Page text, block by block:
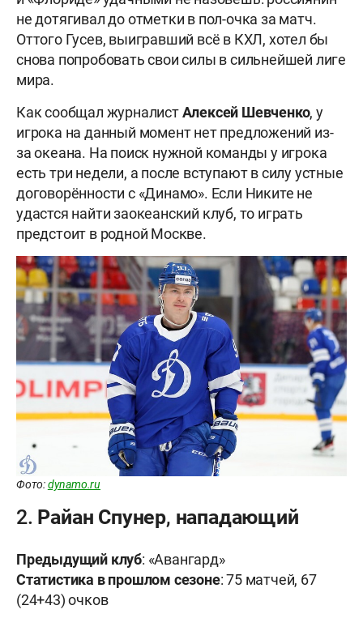
не дотягивал до отметки в пол-очка за матч.
Оттого Гусев, выигравший всё в КХЛ, хотел бы
снова попробовать свои силы в сильнейшей лиге
мира.
Как сообщал журналистАлексей Шевченко, у
игрока на данный момент нет предложений из-
за океана. На поиск нужной команды у игрока
есть три недели, а после вступают в силу устные
договорённости с «Динамо». Если Никите не
удастся найти заокеанский клуб, то играть
предстоит в родной Москве.
Фото:dynamo.ru
2. Райан Спунер, нападающий
Предыдущий клуб: «Авангард»
Статистика в прошлом сезоне: 75 матчей, 67
(24+43) очков